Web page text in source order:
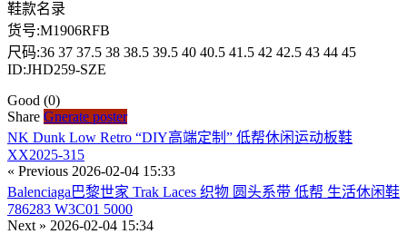
鞋款名录
货号:M1906RFB
尺码:36 37 37.5 38 38.5 39.5 40 40.5 41.5 42 42.5 43 44 45
ID:JHD259-SZE
Good (0)
Share Gnerate poster
NK Dunk Low Retro “DIY高端定制” 低帮休闲运动板鞋
XX2025-315
« Previous 2026-02-04 15:33
Balenciaga巴黎世家 Trak Laces 织物 圆头系带 低帮 生活休闲鞋
786283 W3C01 5000
Next » 2026-02-04 15:34